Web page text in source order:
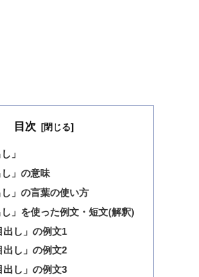
目次
」
し」の意味
し」の言葉の使い方
し」を使った例文・短文(解釈)
出し」の例文1
出し」の例文2
出し」の例文3